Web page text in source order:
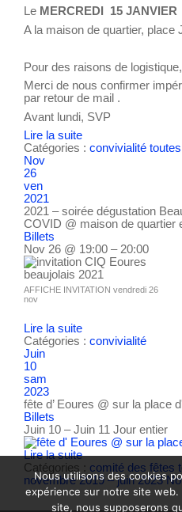
Le MERCREDI 15
A la maison de quartier, place
Pour des raisons de logistique,
Merci de nous confirmer
par retour de mail .
Avant lundi, SVP
Lire la suite
Catégories : convivialité toutes
Nov
26
ven
2021
2021 – soirée dégustation
COVID @ maison de quartier
Billets
Nov 26 @ 19:00 – 20:00
AFFICHE INVITATION vendredi 26
nov
Lire la suite
Catégories : convivialité
Juin
10
sam
2023
fête d’ Eoures @ sur la place
Billets
Juin 10 – Juin 11 Jour entier
Lire la suite
Catégories : comité des fêtes
novembre 2019 – juin 2023
Nous utilisons des cookies
expérience sur notre site
site, nous supposerons